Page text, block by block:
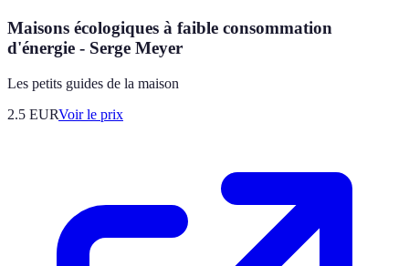
Maisons écologiques à faible consommation
d'énergie - Serge Meyer
Les petits guides de la maison
2.5 EURVoir le prix